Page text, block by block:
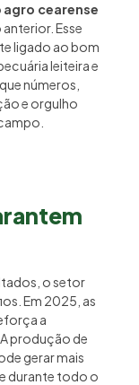
agro cearense
Esse
ligado ao bom
leiteira e
números,
e orgulho
o setor
Em 2025, as
a
produção de
gerar mais
durante todo o